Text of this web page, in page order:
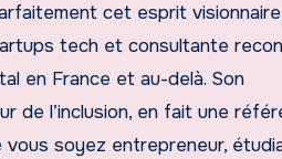
cet esprit
tech et consultante
en France et au-delà. Son
de l’inclusion, en fait une
vous soyez entrepreneur,